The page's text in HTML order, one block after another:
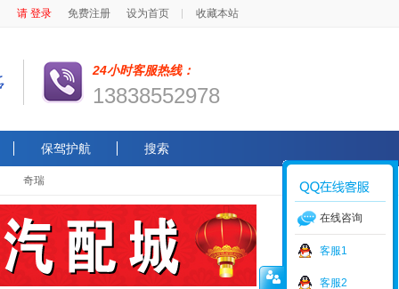
请 登录 免费注册 设为首页 收藏本站
24小时客服热线：
13838552978
保驾护航 搜索
奇瑞
在线咨询
客服1
客服2